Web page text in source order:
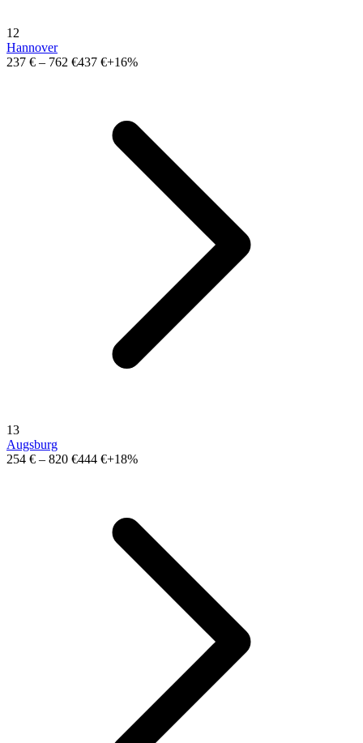
12
Hannover
237 € – 762 €437 €+16%
13
Augsburg
254 € – 820 €444 €+18%